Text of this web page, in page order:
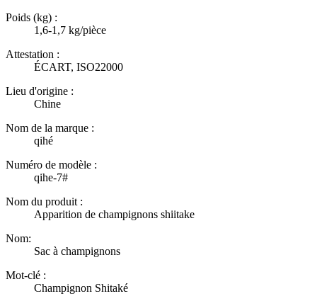
Poids (kg) :
1,6-1,7 kg/pièce
Attestation :
ÉCART, ISO22000
Lieu d'origine :
Chine
Nom de la marque :
qihé
Numéro de modèle :
qihe-7#
Nom du produit :
Apparition de champignons shiitake
Nom:
Sac à champignons
Mot-clé :
Champignon Shitaké